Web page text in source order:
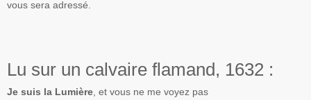
vous sera adressé.
Lu sur un calvaire flamand, 1632 :
Je suis la Lumière , et vous ne me voyez pas